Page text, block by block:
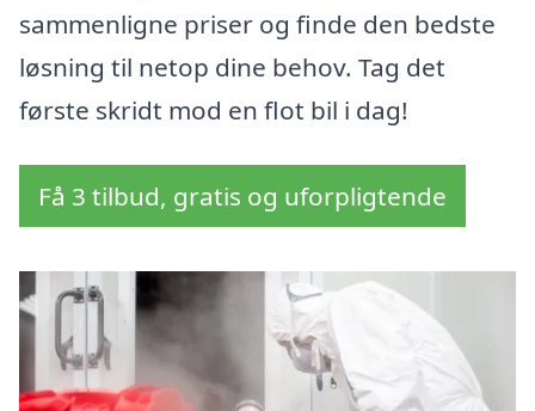
sammenligne priser og finde den bedste
løsning til netop dine behov. Tag det
første skridt mod en flot bil i dag!
Få 3 tilbud, gratis og uforpligtende